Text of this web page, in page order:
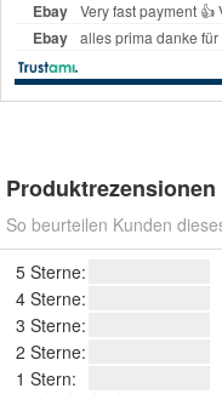
Produktrezensionen
So beurteilen Kunden
5 Sterne:
4 Sterne:
3 Sterne:
2 Sterne:
1 Stern: